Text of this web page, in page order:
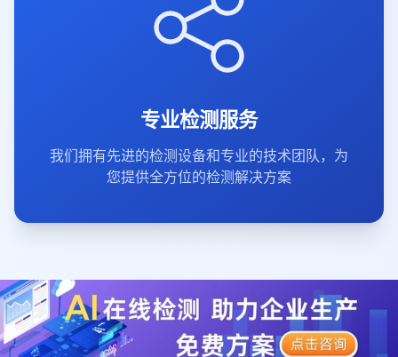
专业检测服务
我们拥有先进的检测设备和专业的技术团队，为
您提供全方位的检测解决方案